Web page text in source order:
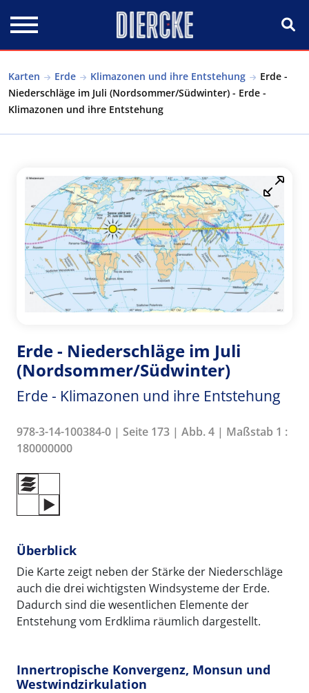
Karten Erde Klimazonen und ihre Entstehung
Erde -
Niederschläge im Juli (Nordsommer/Südwinter) - Erde -
Klimazonen und ihre Entstehung
Erde - Niederschläge im Juli
(Nordsommer/Südwinter)
Erde - Klimazonen und ihre Entstehung
978-3-14-100384-0 | Seite 173 | Abb. 4 | Maßstab 1 :
180000000
Überblick
Die Karte zeigt neben der Stärke der Niederschläge
auch die drei wichtigsten Windsysteme der Erde.
Dadurch sind die wesentlichen Elemente der
Entstehung vom Erdklima räumlich dargestellt.
Innertropische Konvergenz, Monsun und
Westwindzirkulation